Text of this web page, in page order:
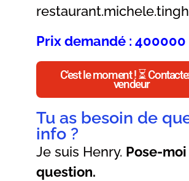
Prix demandé :
C'est le moment ! ⏳
vendeur
Je suis Henry. Pose-
question.
Tu as besoin de
info ?